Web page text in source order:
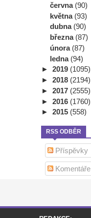
června (90)
května (93)
dubna (90)
března (87)
února (87)
ledna (94)
► 2019 (1095)
► 2018 (2194)
► 2017 (2555)
► 2016 (1760)
► 2015 (558)
RSS ODBĚR
Příspěvky
Komentáře